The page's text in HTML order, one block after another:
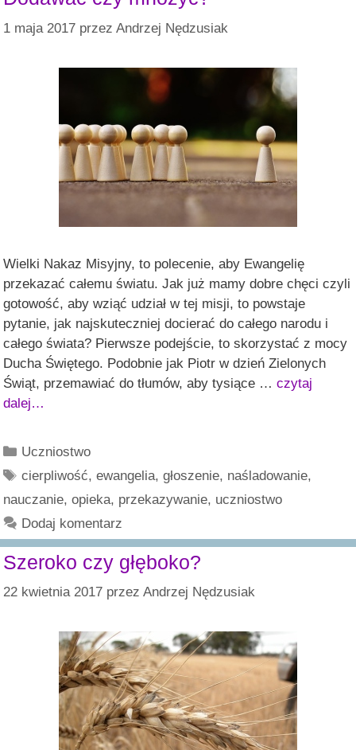
1 maja 2017 przez Andrzej Nędzusiak
Wielki Nakaz Misyjny, to polecenie, aby Ewangelię
przekazać całemu światu. Jak już mamy dobre chęci czyli
gotowość, aby wziąć udział w tej misji, to powstaje
pytanie, jak najskuteczniej docierać do całego narodu i
całego świata? Pierwsze podejście, to skorzystać z mocy
Ducha Świętego. Podobnie jak Piotr w dzień Zielonych
Świąt, przemawiać do tłumów, aby tysiące … czytaj
dalej…
Kategorie
Uczniostwo
Tagi
cierpliwość,ewangelia,głoszenie, naśladowanie,
nauczanie, opieka, przekazywanie, uczniostwo
Dodaj komentarz
Szeroko czy głęboko?
22 kwietnia 2017 przez Andrzej Nędzusiak